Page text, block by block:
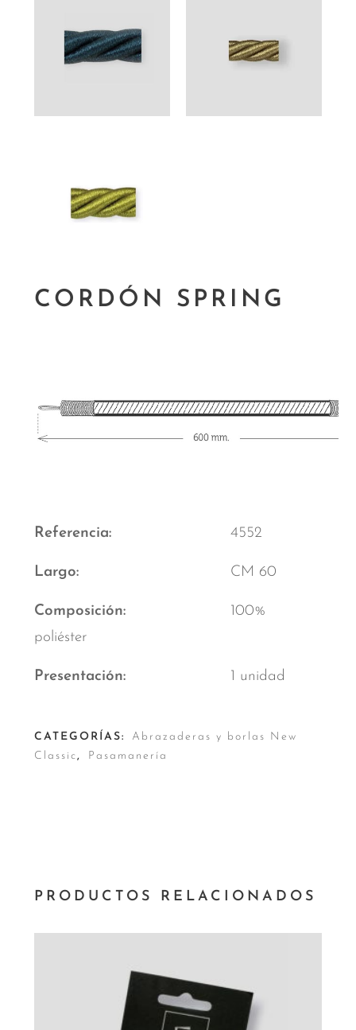
CORDÓN SPRING
Referencia 4552
Largo CM 60
Composición
100%
poliéster
Presentación 1 unidad
CATEGORÍAS:
Abrazaderas y borlas New
Classic, Pasamanería
PRODUCTOS RELACIONADOS